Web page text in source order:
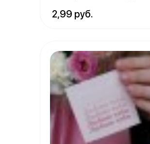
2,99 руб.